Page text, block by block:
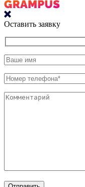
Оставить заявку